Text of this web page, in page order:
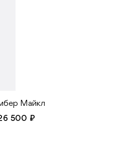
Майкл
500 ₽